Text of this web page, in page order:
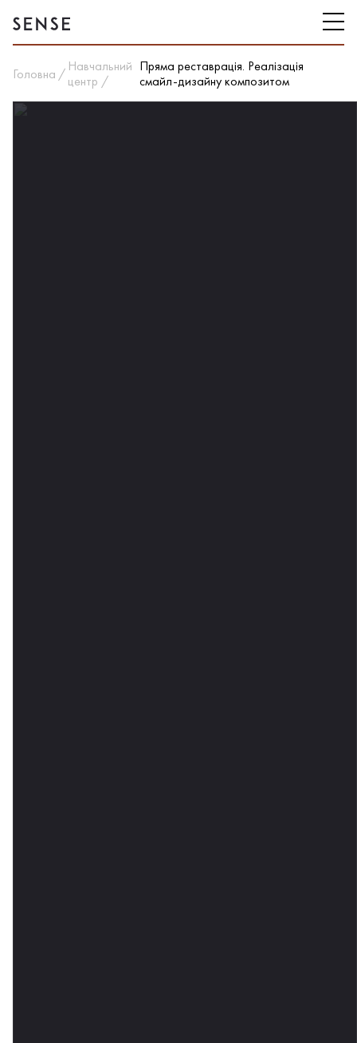
Головна
Навчальний
центр
Пряма реставрація. Реалізація
смайл-дизайну композитом